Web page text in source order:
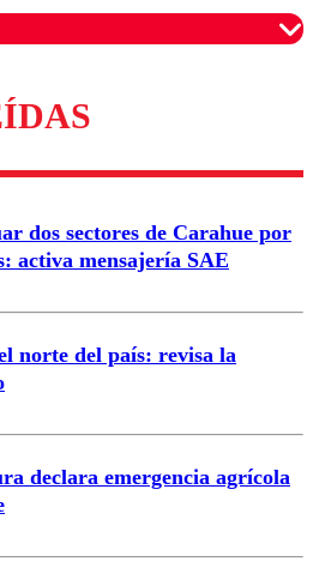
moderados para garantizar un
respetuoso.
dos sectores de Carahue por
activa mensajería SAE
norte del país: revisa la
declara emergencia agrícola